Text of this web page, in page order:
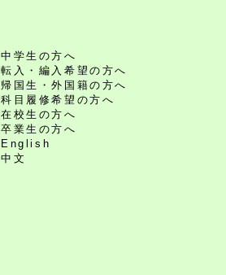
中学生の方へ
転入・編入希望の方へ
帰国生・外国籍の方へ
科目履修希望の方へ
在校生の方へ
卒業生の方へ
English
中文